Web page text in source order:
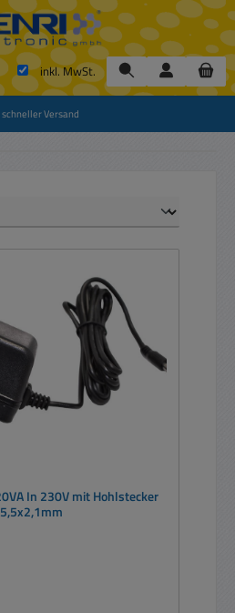
inkl. MwSt.
schneller Versand
In 230V mit Hohlstecker
5,5x2,1mm